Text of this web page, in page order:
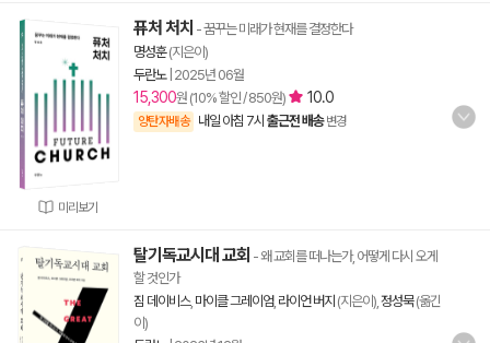
미리보기
퓨처 처치 - 꿈꾸는 미래가 현재를 결정한다
명성훈(지은이)
두란노| 2025년 06월
15,300원 (10% 할인 / 850원) 10.0
양탄자배송 내일 아침 7시 출근전 배송 변경
탈기독교시대 교회 - 왜 교회를 떠나는가, 어떻게 다시 오게
할 것인가
짐 데이비스, 마이클 그레이엄 라이언 버지 (지은이), 정성묵(옮긴
이)